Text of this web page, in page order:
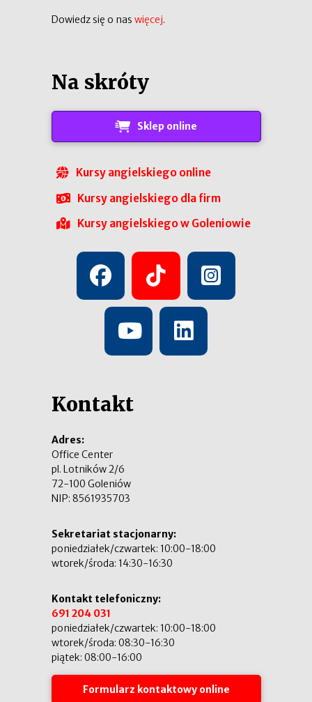
Dowiedz się o nas więcej.
Na skróty
Sklep online
Kursy angielskiego online
Kursy angielskiego dla firm
Kursy angielskiego w Goleniowie
Kontakt
Adres:
Office Center
pl. Lotników 2/6
72-100 Goleniów
NIP: 8561935703
Sekretariat stacjonarny:
poniedziałek/czwartek: 10:00-18:00
wtorek/środa: 14:30-16:30
Kontakt telefoniczny:
691 204 031
poniedziałek/czwartek: 10:00-18:00
wtorek/środa: 08:30-16:30
piątek: 08:00-16:00
Formularz kontaktowy online